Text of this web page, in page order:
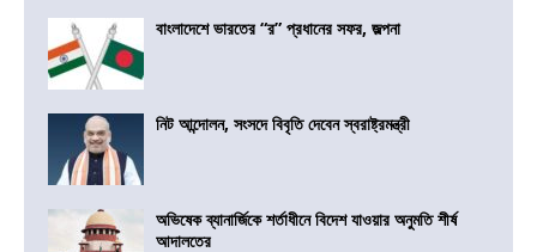
বাংলাদেশে ভারতের “র” প্রধানের সফর, জল্পনা
নিট আন্দোলন, সংসদে বিবৃতি দেবেন স্বরাষ্ট্রমন্ত্রী
অভিষেক ব্যানার্জিকে শর্তাধীনে বিদেশ যাওয়ার অনুমতি শীর্ষ
আদালতের